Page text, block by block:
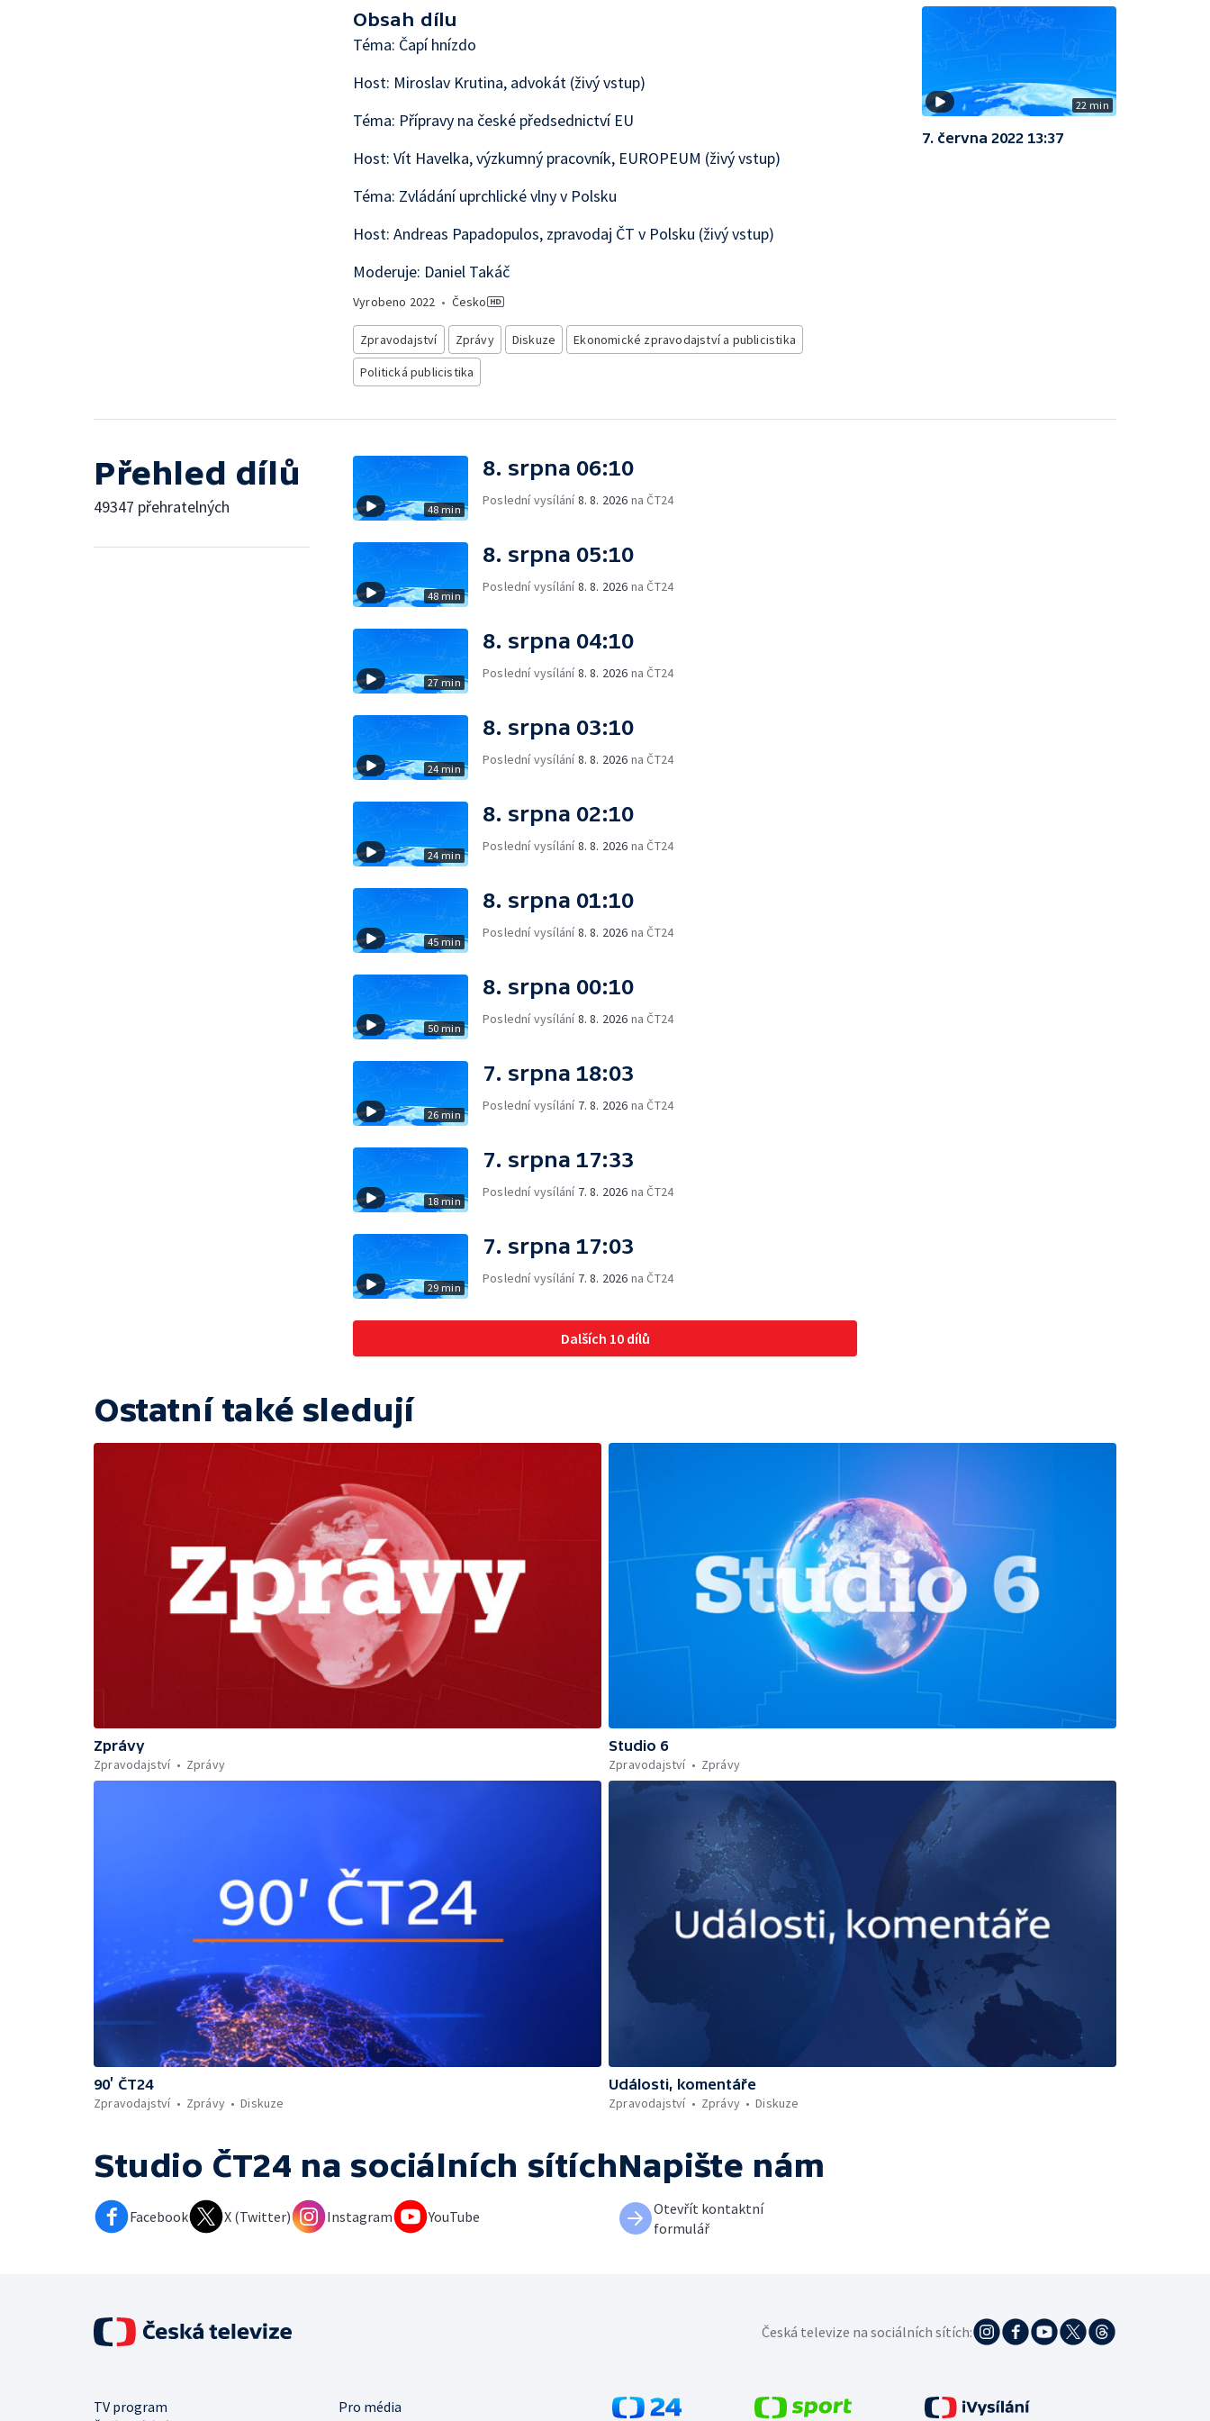
Obsah dílu
Téma: Čapí hnízdo
Host: Miroslav Krutina, advokát (živý vstup)
Téma: Přípravy na české předsednictví EU
Host: Vít Havelka, výzkumný pracovník, EUROPEUM (živý vstup)
Téma: Zvládání uprchlické vlny v Polsku
Host: Andreas Papadopulos, zpravodaj ČT v Polsku (živý vstup)
Moderuje: Daniel Takáč
Vyrobeno 2022 • Česko
Zpravodajství Zprávy Diskuze
Ekonomické zpravodajství a publicistika
Politická publicistika
22 min
7. června 2022 13:37
Přehled dílů
49347 přehratelných 48 min
8. srpna 06:10
Poslední vysílání8. 8. 2026 na ČT24
48 min
8. srpna 05:10
Poslední vysílání8. 8. 2026 na ČT24
27 min
8. srpna 04:10
Poslední vysílání8. 8. 2026 na ČT24
24 min
8. srpna 03:10
Poslední vysílání8. 8. 2026 na ČT24
24 min
8. srpna 02:10
Poslední vysílání8. 8. 2026 na ČT24
45 min
8. srpna 01:10
Poslední vysílání8. 8. 2026 na ČT24
50 min
8. srpna 00:10
Poslední vysílání8. 8. 2026 na ČT24
26 min
7. srpna 18:03
Poslední vysílání 7. 8. 2026 na ČT24
18 min
7. srpna 17:33
Poslední vysílání 7. 8. 2026 na ČT24
29 min
7. srpna 17:03
Poslední vysílání 7. 8. 2026 na ČT24
Dalších 10 dílů
Ostatní také sledují
Zprávy
Zpravodajství
Zprávy
Studio 6
Zpravodajství
Zprávy
90’ ČT24
Zpravodajství
Zprávy Diskuze
Události, komentáře
Zpravodajství
Zprávy Diskuze
Studio ČT24 na sociálních sítích
Facebook X (Twitter) Instagram YouTube
Napište nám
Otevřít kontaktní
formulář
TV program
Pro média
Česká televize na sociálních sítích: